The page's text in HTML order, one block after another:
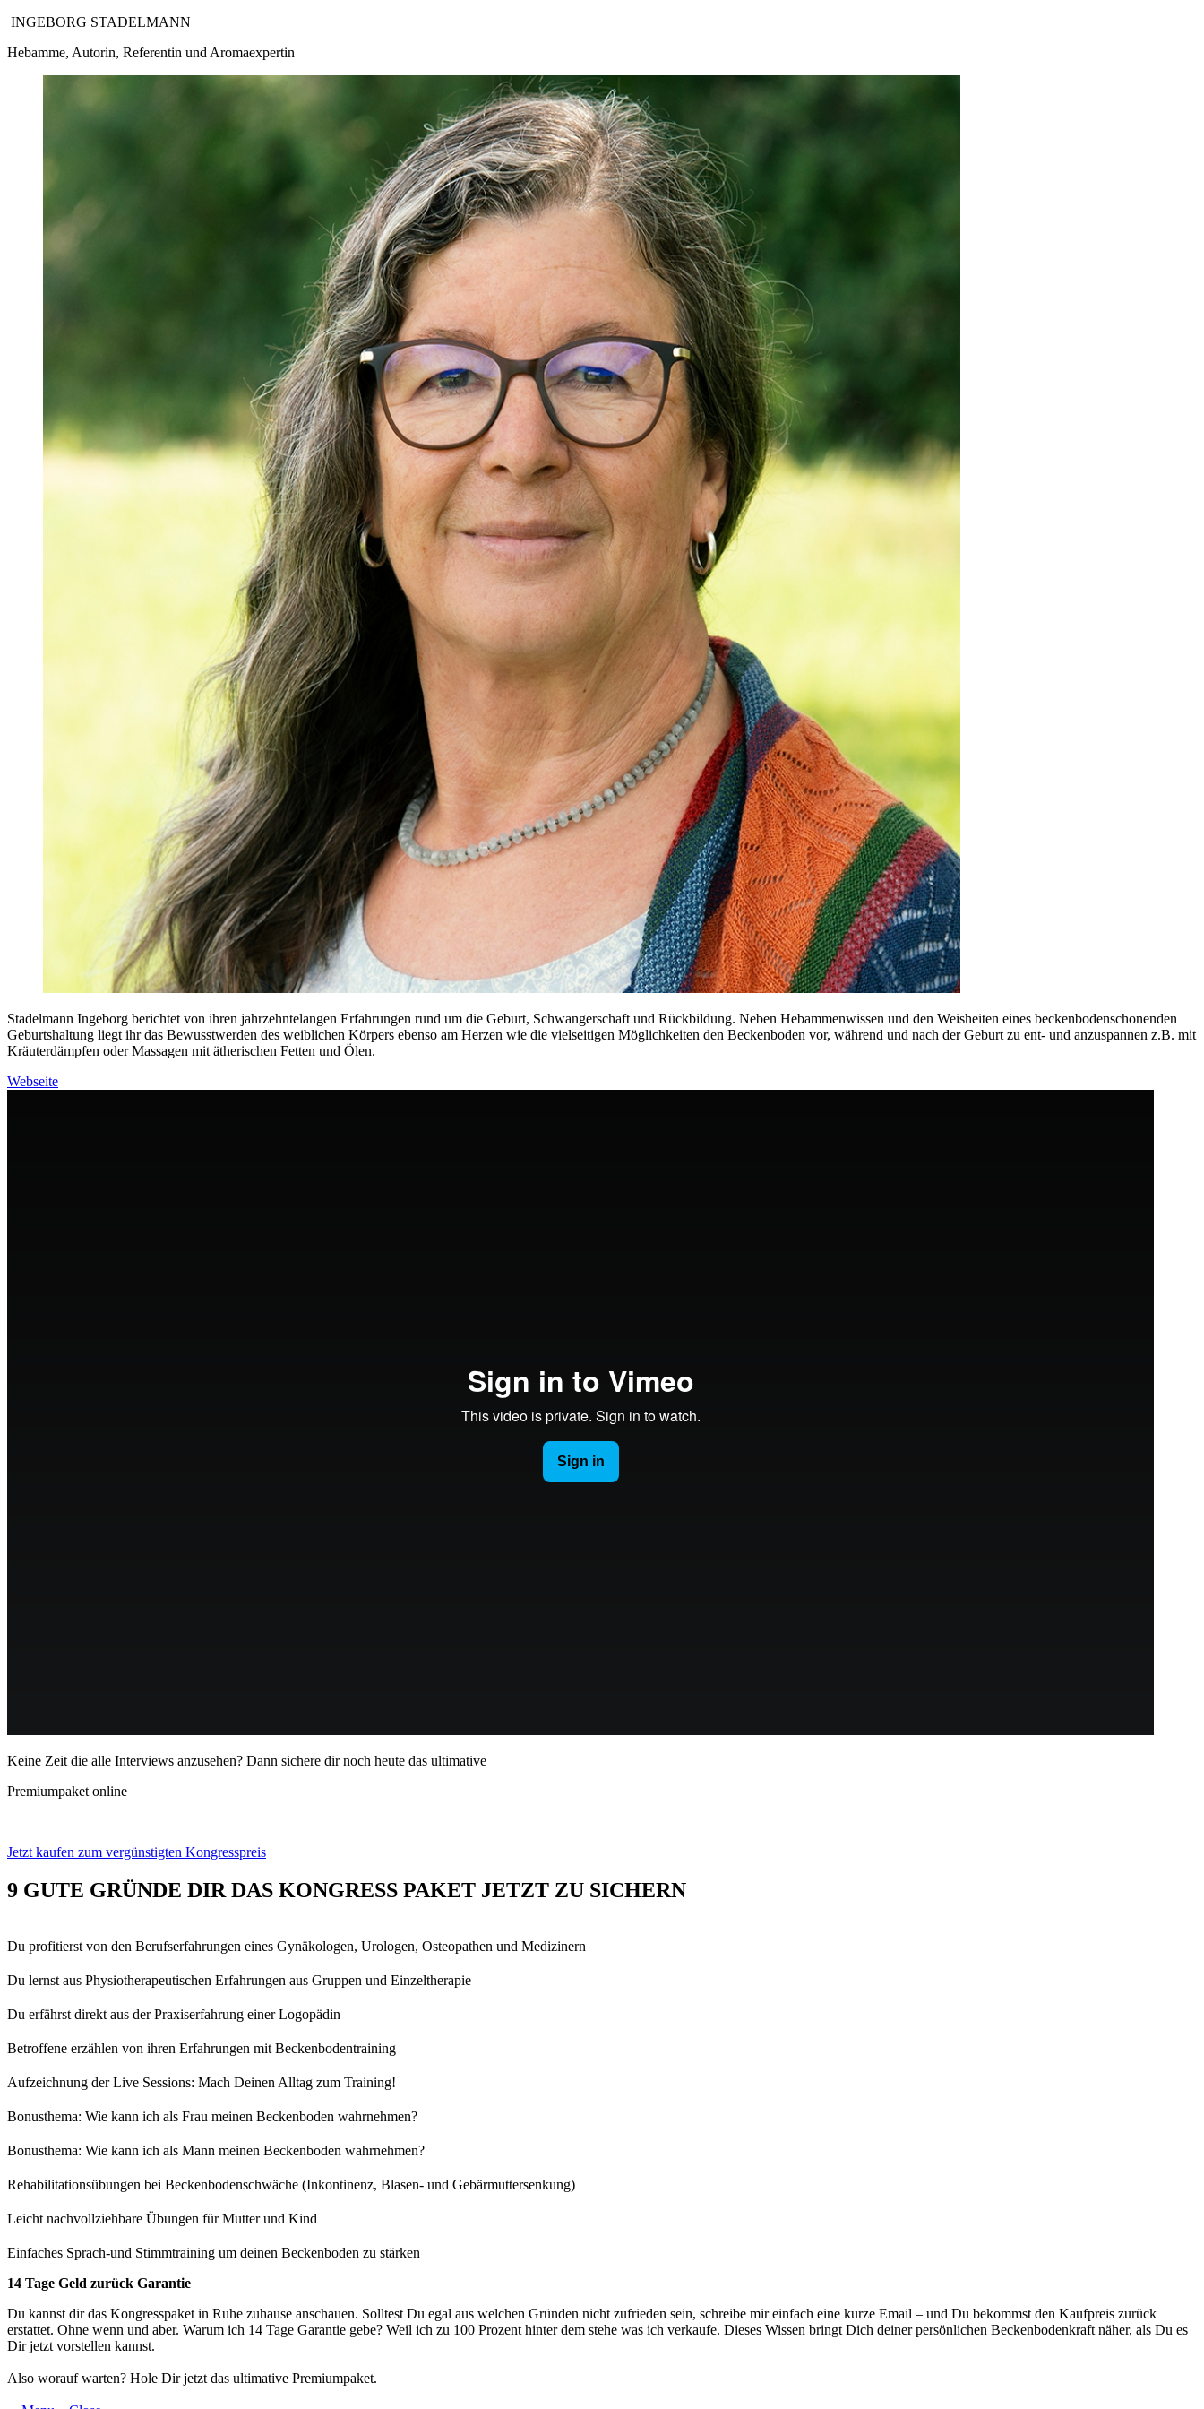
INGEBORG STADELMANN
Hebamme, Autorin, Referentin und Aromaexpertin
Stadelmann Ingeborg berichtet von ihren jahrzehntelangen Erfahrungen rund um die Geburt, Schwangerschaft und Rückbildung. Neben Hebammenwissen und den Weisheiten eines beckenbodenschonenden
Geburtshaltung liegt ihr das Bewusstwerden des weiblichen Körpers ebenso am Herzen wie die vielseitigen Möglichkeiten den Beckenboden vor, während und nach der Geburt zu ent- und anzuspannen z.B. mit
Kräuterdämpfen oder Massagen mit ätherischen Fetten und Ölen.
Webseite
Keine Zeit die alle Interviews anzusehen? Dann sichere dir noch heute das ultimative
Premiumpaket online
Jetzt kaufen zum vergünstigten Kongresspreis
9 GUTE GRÜNDE DIR DAS KONGRESS PAKET JETZT ZU SICHERN
Du profitierst von den Berufserfahrungen eines Gynäkologen, Urologen, Osteopathen und Medizinern
Du lernst aus Physiotherapeutischen Erfahrungen aus Gruppen und Einzeltherapie
Du erfährst direkt aus der Praxiserfahrung einer Logopädin
Betroffene erzählen von ihren Erfahrungen mit Beckenbodentraining
Aufzeichnung der Live Sessions: Mach Deinen Alltag zum Training!
Bonusthema: Wie kann ich als Frau meinen Beckenboden wahrnehmen?
Bonusthema: Wie kann ich als Mann meinen Beckenboden wahrnehmen?
Rehabilitationsübungen bei Beckenbodenschwäche (Inkontinenz, Blasen- und Gebärmuttersenkung)
Leicht nachvollziehbare Übungen für Mutter und Kind
Einfaches Sprach-und Stimmtraining um deinen Beckenboden zu stärken
14 Tage Geld zurück Garantie
Du kannst dir das Kongresspaket in Ruhe zuhause anschauen. Solltest Du egal aus welchen Gründen nicht zufrieden sein, schreibe mir einfach eine kurze Email – und Du bekommst den Kaufpreis zurück
erstattet. Ohne wenn und aber. Warum ich 14 Tage Garantie gebe? Weil ich zu 100 Prozent hinter dem stehe was ich verkaufe. Dieses Wissen bringt Dich deiner persönlichen Beckenbodenkraft näher, als Du es
Dir jetzt vorstellen kannst.
Also worauf warten? Hole Dir jetzt das ultimative Premiumpaket.